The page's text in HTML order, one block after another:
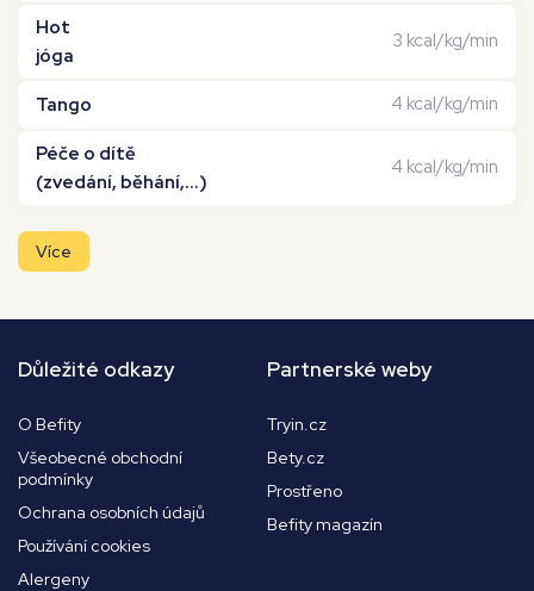
Hot
jóga
3 kcal/kg/min
Tango 4 kcal/kg/min
Péče o dítě
(zvedání, běhání,...)
4 kcal/kg/min
Více
Důležité odkazy
O Befity
Všeobecné obchodní
podmínky
Ochrana osobních údajů
Používání cookies
Alergeny
Partnerské weby
Tryin.cz
Bety.cz
Prostřeno
Befity magazín